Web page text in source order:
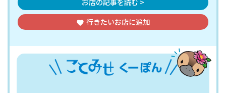
お店の記事を読む >
favorite 行きたいお店に追加